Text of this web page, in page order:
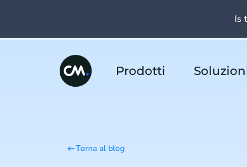
Prodotti
Torna al blog
Is